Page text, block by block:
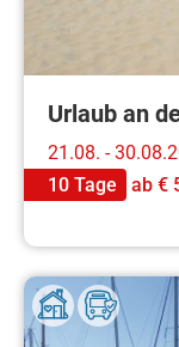
Urlaub an
21.08. -
10 Tage
ab €